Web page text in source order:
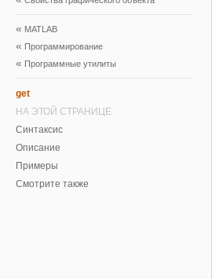
MATLAB
Программирование
Программные утилиты
get
НА ЭТОЙ СТРАНИЦЕ
Синтаксис
Описание
Примеры
Смотрите также